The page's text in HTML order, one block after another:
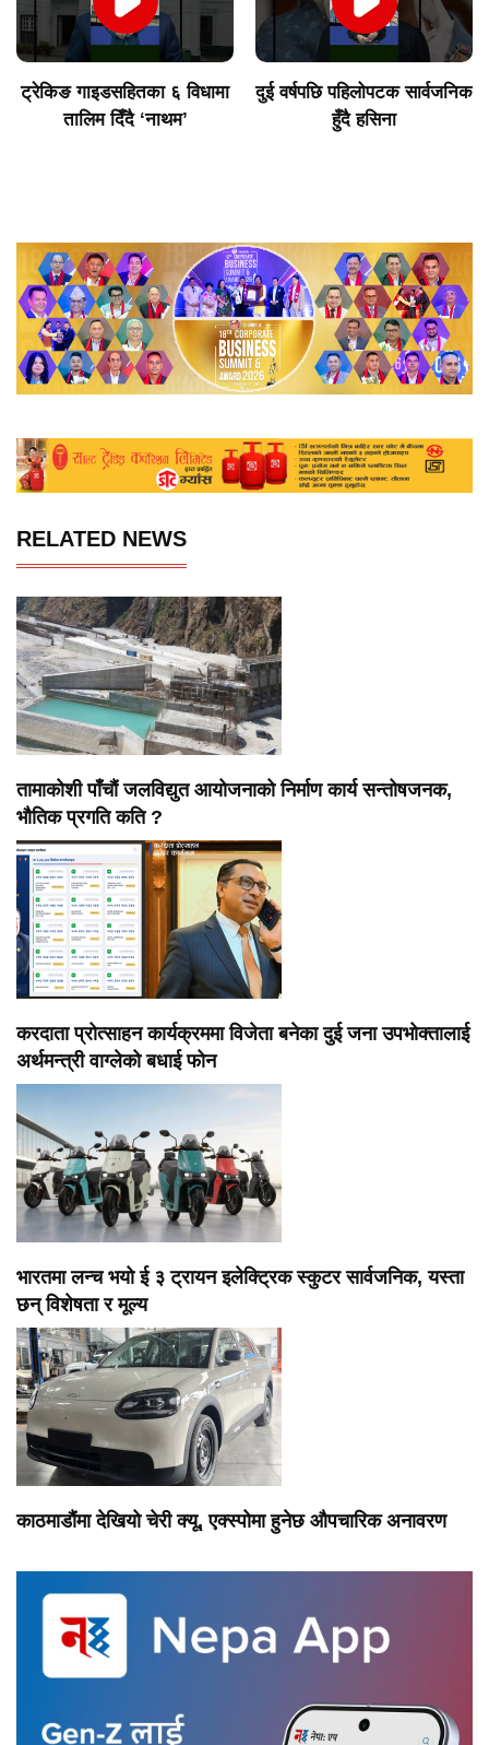
ट्रेकिङ गाइडसहितका ६ विधामा
तालिम दिँदै ‘नाथम’
दुई वर्षपछि पहिलोपटक सार्वजनिक
हुँदै हसिना
RELATED NEWS
तामाकोशी पाँचौं जलविद्युत आयोजनाको निर्माण कार्य सन्तोषजनक,
भौतिक प्रगति कति ?
करदाता प्रोत्साहन कार्यक्रममा विजेता बनेका दुई जना उपभोक्तालाई
अर्थमन्त्री वाग्लेको बधाई फोन
भारतमा लन्च भयो ई ३ ट्रायन इलेक्ट्रिक स्कुटर सार्वजनिक, यस्ता
छन् विशेषता र मूल्य
काठमाडौंमा देखियो चेरी क्यू, एक्स्पोमा हुनेछ औपचारिक अनावरण